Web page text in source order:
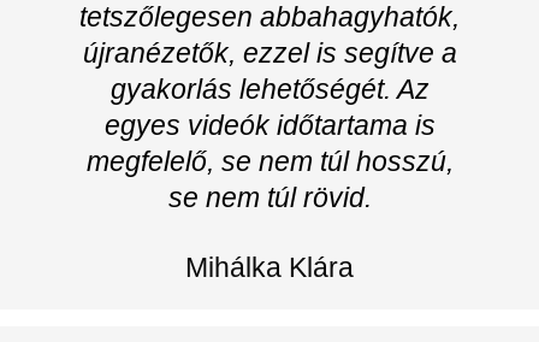
tetszőlegesen abbahagyhatók,
újranézetők, ezzel is segítve a
gyakorlás lehetőségét. Az
egyes videók időtartama is
megfelelő, se nem túl hosszú,
se nem túl rövid.
Mihálka Klára